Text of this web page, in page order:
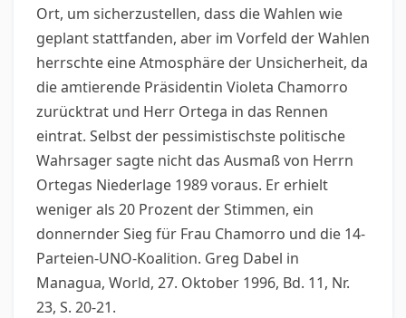
Ort, um sicherzustellen, dass die Wahlen wie
geplant stattfanden, aber im Vorfeld der Wahlen
herrschte eine Atmosphäre der Unsicherheit, da
die amtierende Präsidentin Violeta Chamorro
zurücktrat und Herr Ortega in das Rennen
eintrat. Selbst der pessimistischste politische
Wahrsager sagte nicht das Ausmaß von Herrn
Ortegas Niederlage 1989 voraus. Er erhielt
weniger als 20 Prozent der Stimmen, ein
donnernder Sieg für Frau Chamorro und die 14-
Parteien-UNO-Koalition. Greg Dabel in
Managua, World, 27. Oktober 1996, Bd. 11, Nr.
23, S. 20-21.